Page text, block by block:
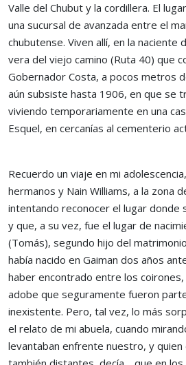
Valle del Chubut y la cordillera. El
una sucursal de avanzada entre el
chubutense. Viven allí, en la naciente
vera del viejo camino (Ruta 40) que
Gobernador Costa, a pocos metros
aún subsiste hasta 1906, en que se
viviendo temporariamente en una
Esquel, en cercanías al cementerio
Recuerdo un viaje en mi
hermanos y Nain Williams, a la zona
intentando reconocer el lugar donde
y que, a su vez, fue el lugar de
(Tomás), segundo hijo del
había nacido en Gaiman dos años
haber encontrado entre los
adobe que seguramente fueron
inexistente. Pero, tal vez, lo más
el relato de mi abuela, cuando
levantaban enfrente nuestro, y quien